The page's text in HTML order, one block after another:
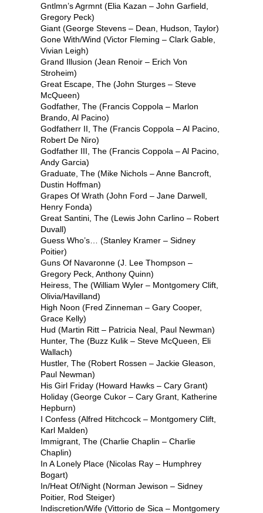
Gntlmn’s Agrmnt (Elia Kazan – John Garfield,
Gregory Peck)
Giant (George Stevens – Dean, Hudson, Taylor)
Gone With/Wind (Victor Fleming – Clark Gable,
Vivian Leigh)
Grand Illusion (Jean Renoir – Erich Von
Stroheim)
Great Escape, The (John Sturges – Steve
McQueen)
Godfather, The (Francis Coppola – Marlon
Brando, Al Pacino)
Godfatherr II, The (Francis Coppola – Al Pacino,
Robert De Niro)
Godfather III, The (Francis Coppola – Al Pacino,
Andy Garcia)
Graduate, The (Mike Nichols – Anne Bancroft,
Dustin Hoffman)
Grapes Of Wrath (John Ford – Jane Darwell,
Henry Fonda)
Great Santini, The (Lewis John Carlino – Robert
Duvall)
Guess Who’s… (Stanley Kramer – Sidney
Poitier)
Guns Of Navaronne (J. Lee Thompson –
Gregory Peck, Anthony Quinn)
Heiress, The (William Wyler – Montgomery Clift,
Olivia/Havilland)
High Noon (Fred Zinneman – Gary Cooper,
Grace Kelly)
Hud (Martin Ritt – Patricia Neal, Paul Newman)
Hunter, The (Buzz Kulik – Steve McQueen, Eli
Wallach)
Hustler, The (Robert Rossen – Jackie Gleason,
Paul Newman)
His Girl Friday (Howard Hawks – Cary Grant)
Holiday (George Cukor – Cary Grant, Katherine
Hepburn)
I Confess (Alfred Hitchcock – Montgomery Clift,
Karl Malden)
Immigrant, The (Charlie Chaplin – Charlie
Chaplin)
In A Lonely Place (Nicolas Ray – Humphrey
Bogart)
In/Heat Of/Night (Norman Jewison – Sidney
Poitier, Rod Steiger)
Indiscretion/Wife (Vittorio de Sica – Montgomery